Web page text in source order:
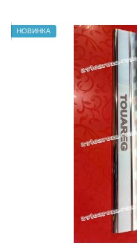
НОВИНКА